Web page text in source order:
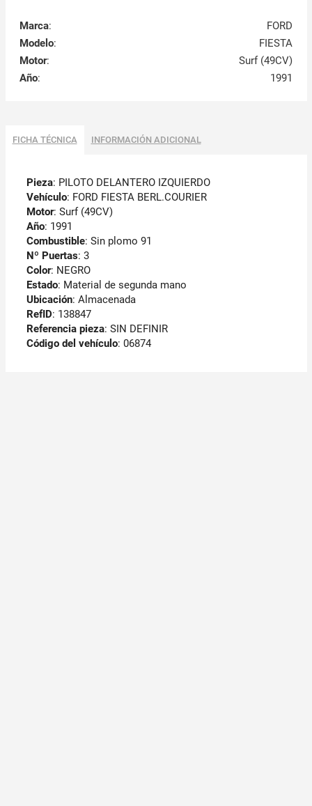
Marca:
FORD
Modelo:
FIESTA
Motor:
Surf (49CV)
Año: 1991
FICHA TÉCNICA INFORMACIÓN ADICIONAL
Pieza: PILOTO DELANTERO IZQUIERDO
Vehículo: FORD FIESTA BERL.COURIER
Motor: Surf (49CV)
Año: 1991
Combustible: Sin plomo 91
Nº Puertas: 3
Color: NEGRO
Estado: Material de segunda mano
Ubicación: Almacenada
RefID: 138847
Referencia pieza: SIN DEFINIR
Código del vehículo: 06874